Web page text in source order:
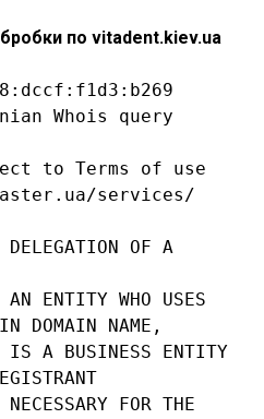
по vitadent.kiev.ua
Whois query
to Terms of use
services/
OF A
ENTITY WHO USES
DOMAIN NAME,
IS A BUSINESS ENTITY
FOR THE